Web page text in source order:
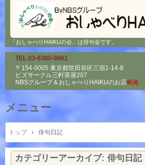
「おしゃべりHAIKUの会」は俳句会です。
TEL.03-6380-9861
〒154-0005 東京都世田谷区三宿1-14-8
ビズサークル三軒茶屋207
NBSグループ＆ おしゃべりHAIKUのお店鶫庵
メニュー
コ
ン
テ
ン
トップ › 俳句日記
カテゴリーアーカイブ: 俳句日記